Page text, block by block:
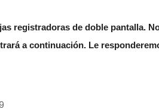
registradoras de doble pantalla.
a continuación. Le